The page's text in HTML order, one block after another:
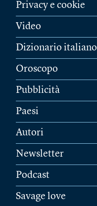
Privacy e cookie
Video
Dizionario italiano
Oroscopo
Pubblicità
Paesi
Autori
Newsletter
Podcast
Savage love